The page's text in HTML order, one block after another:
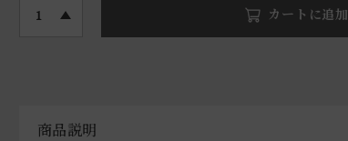
1 カートに追加
商品説明